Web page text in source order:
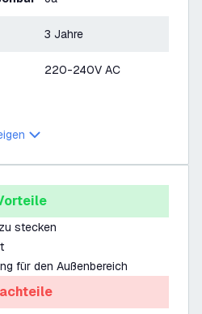
3 Jahre
220-240V AC
stecken
für den Außenbereich